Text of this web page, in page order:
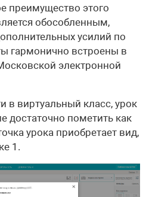
преимущество этого
обособленным,
усилий по
гармонично встроены в
электронной
в виртуальный класс, урок
достаточно пометить как
урока приобретает вид,
1.